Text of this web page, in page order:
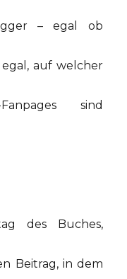
– egal ob
auf welcher
sind
des Buches,
Beitrag, in dem